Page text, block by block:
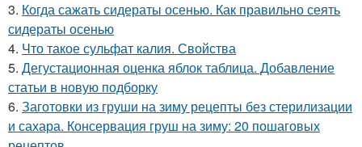
3. Когда сажать сидераты осенью. Как правильно сеять
сидераты осенью
4. Что такое сульфат калия. Свойства
5. Дегустационная оценка яблок таблица. Добавление
статьи в новую подборку
6. Заготовки из груши на зиму рецепты без стерилизации
и сахара. Консервация груш на зиму: 20 пошаговых